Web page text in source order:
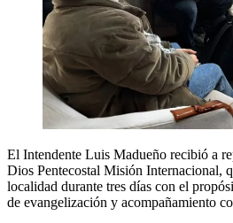
El Intendente Luis Madueño recibió a
Dios Pentecostal Misión Internacional,
localidad durante tres días con el
de evangelización y acompañamiento